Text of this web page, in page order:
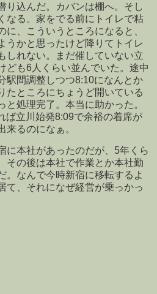
り込んだ。カバンは棚へ。そし
なる。家をでる前にトイレで粘
に、こういうところになると、
うかと思ったけど降りてトイレ
しれない。まだ催していない立
ども6人くらい並んでいた。途中
駅間調整しつつ8:10になんとか
たところにちょうど開いている
と処理完了。本当に助かった。
ば立川始発8:09で余裕の着席が
来るのになぁ。
本社があったのだが、5年くら
その後は本社で作業とか本社勤
。なんで今時新宿に移転するよ
て、それになぜ経営が乗っかっ